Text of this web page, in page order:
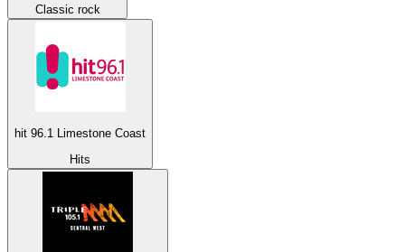
Classic rock
hit 96.1 Limestone Coast
Hits